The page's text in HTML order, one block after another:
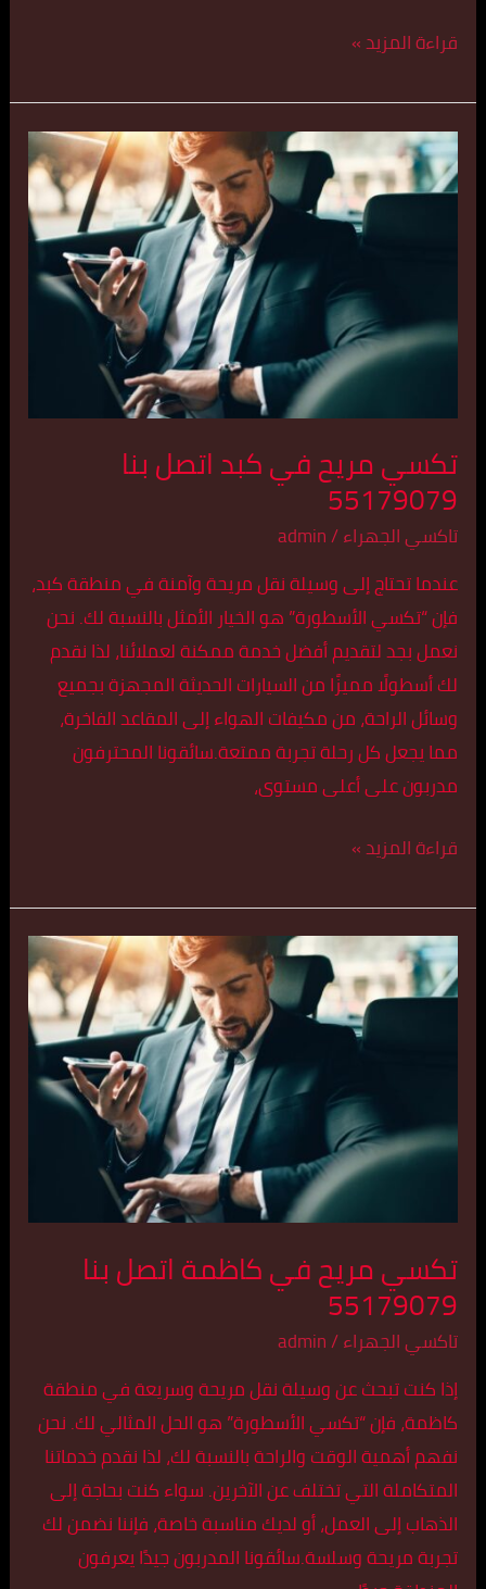
قراءة المزيد »
تكسي مريح في كبد اتصل بنا
55179079
تاكسي الجهراء/
admin
عندما تحتاج إلى وسيلة نقل مريحة وآمنة في منطقة كبد،
فإن “تكسي الأسطورة” هو الخيار الأمثل بالنسبة لك. نحن
نعمل بجد لتقديم أفضل خدمة ممكنة لعملائنا، لذا نقدم
لك أسطولًا مميزًا من السيارات الحديثة المجهزة بجميع
وسائل الراحة، من مكيفات الهواء إلى المقاعد الفاخرة،
مما يجعل كل رحلة تجربة ممتعة.سائقونا المحترفون
مدربون على أعلى مستوى،
تكسي
مريح
بنا
55179079
قراءة المزيد »
تكسي مريح في كاظمة اتصل بنا
55179079
تاكسي الجهراء/
admin
إذا كنت تبحث عن وسيلة نقل مريحة وسريعة في منطقة
كاظمة، فإن “تكسي الأسطورة” هو الحل المثالي لك. نحن
نفهم أهمية الوقت والراحة بالنسبة لك، لذا نقدم خدماتنا
المتكاملة التي تختلف عن الآخرين. سواء كنت بحاجة إلى
الذهاب إلى العمل، أو لديك مناسبة خاصة، فإننا نضمن لك
تجربة مريحة وسلسة.سائقونا المدربون جيدًا يعرفون
تكسي
مريح
بنا
55179079